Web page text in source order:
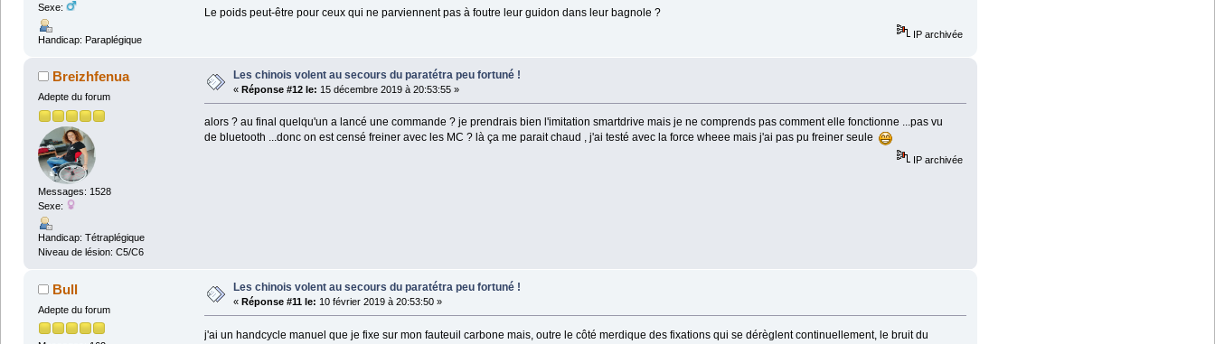
Sexe:
Handicap: Paraplégique
Le poids peut-être pour ceux qui ne parviennent pas à foutre leur guidon dans leur bagnole ?
IP archivée
Breizhfenua
Adepte du forum
Messages: 1528
Sexe:
Handicap: Tétraplégique
Niveau de lésion: C5/C6
Les chinois volent au secours du paratétra peu fortuné !
« Réponse #12 le: 15 décembre 2019 à 20:53:55 »
alors ? au final quelqu'un a lancé une commande ? je prendrais bien l'imitation smartdrive mais je ne comprends pas comment elle fonctionne ...pas vu
de bluetooth ...donc on est censé freiner avec les MC ? là ça me parait chaud , j'ai testé avec la force wheee mais j'ai pas pu freiner seule
IP archivée
Bull
Adepte du forum
Les chinois volent au secours du paratétra peu fortuné !
« Réponse #11 le: 10 février 2019 à 20:53:50 »
j'ai un handcycle manuel que je fixe sur mon fauteuil carbone mais, outre le côté merdique des fixations qui se dérèglent continuellement, le bruit du